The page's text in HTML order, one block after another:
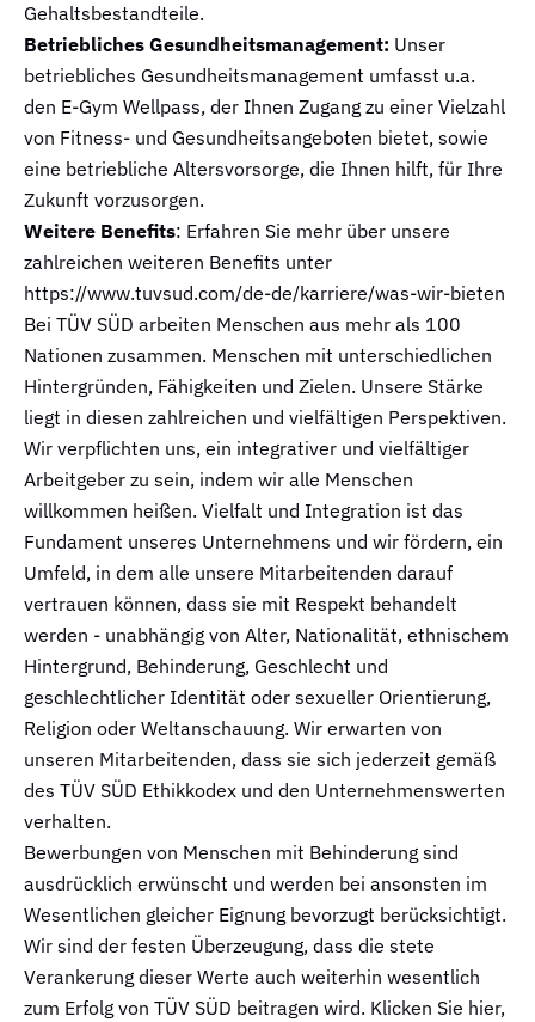
Gehaltsbestandteile.
Betriebliches Gesundheitsmanagement: Unser
betriebliches Gesundheitsmanagement umfasst u.a.
den E-Gym Wellpass, der Ihnen Zugang zu einer Vielzahl
von Fitness- und Gesundheitsangeboten bietet, sowie
eine betriebliche Altersvorsorge, die Ihnen hilft, für Ihre
Zukunft vorzusorgen.
Weitere Benefits: Erfahren Sie mehr über unsere
zahlreichen weiteren Benefits unter
https://www.tuvsud.com/de-de/karriere/was-wir-bieten
Bei TÜV SÜD arbeiten Menschen aus mehr als 100
Nationen zusammen. Menschen mit unterschiedlichen
Hintergründen, Fähigkeiten und Zielen. Unsere Stärke
liegt in diesen zahlreichen und vielfältigen Perspektiven.
Wir verpflichten uns, ein integrativer und vielfältiger
Arbeitgeber zu sein, indem wir alle Menschen
willkommen heißen. Vielfalt und Integration ist das
Fundament unseres Unternehmens und wir fördern, ein
Umfeld, in dem alle unsere Mitarbeitenden darauf
vertrauen können, dass sie mit Respekt behandelt
werden - unabhängig von Alter, Nationalität, ethnischem
Hintergrund, Behinderung, Geschlecht und
geschlechtlicher Identität oder sexueller Orientierung,
Religion oder Weltanschauung. Wir erwarten von
unseren Mitarbeitenden, dass sie sich jederzeit gemäß
des TÜV SÜD Ethikkodex und den Unternehmenswerten
verhalten.
Bewerbungen von Menschen mit Behinderung sind
ausdrücklich erwünscht und werden bei ansonsten im
Wesentlichen gleicher Eignung bevorzugt berücksichtigt.
Wir sind der festen Überzeugung, dass die stete
Verankerung dieser Werte auch weiterhin wesentlich
zum Erfolg von TÜV SÜD beitragen wird. Klicken Sie hier,